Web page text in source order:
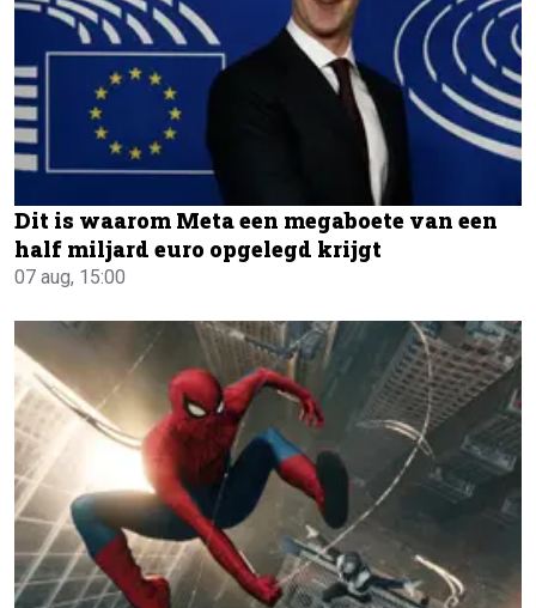
Dit is waarom Meta een megaboete van een
half miljard euro opgelegd krijgt
07 aug, 15:00